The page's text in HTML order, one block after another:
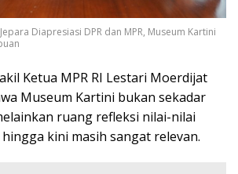
Diapresiasi DPR dan MPR, Museum Kartini
Ketua MPR RI Lestari Moerdijat
Museum Kartini bukan sekadar
ruang refleksi nilai-nilai
kini masih sangat relevan.